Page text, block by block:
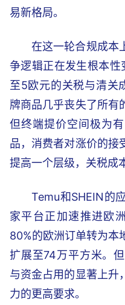
易新格局。
在这一轮合规成本
争逻辑正在发生根本
至5欧元的关税与清关
牌商品几乎丧失了所
但终端提价空间极为
品，消费者对涨价的接
提高一个层级，关税成
Temu和SHEIN的
家平台正加速推进欧
80%的欧洲订单转为本
扩展至74万平方米。
与资金占用的显著上升
力的更高要求。